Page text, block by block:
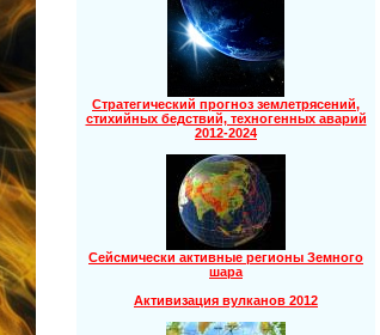
Стратегический прогноз землетрясений,
стихийных бедствий, техногенных аварий
2012-2024
Сейсмически активные регионы Земного
шара
Активизация вулканов 2012